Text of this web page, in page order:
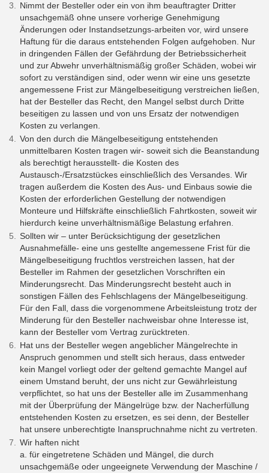
Nimmt der Besteller oder ein von ihm beauftragter Dritter
unsachgemäß ohne unsere vorherige Genehmigung
Änderungen oder Instandsetzungs-arbeiten vor, wird unsere
Haftung für die daraus entstehenden Folgen aufgehoben. Nur
in dringenden Fällen der Gefährdung der Betriebssicherheit
und zur Abwehr unverhältnismäßig großer Schäden, wobei wir
sofort zu verständigen sind, oder wenn wir eine uns gesetzte
angemessene Frist zur Mängelbeseitigung verstreichen ließen,
hat der Besteller das Recht, den Mangel selbst durch Dritte
beseitigen zu lassen und von uns Ersatz der notwendigen
Kosten zu verlangen.
Von den durch die Mängelbeseitigung entstehenden
unmittelbaren Kosten tragen wir- soweit sich die Beanstandung
als berechtigt herausstellt- die Kosten des
Austausch-/Ersatzstückes einschließlich des Versandes. Wir
tragen außerdem die Kosten des Aus- und Einbaus sowie die
Kosten der erforderlichen Gestellung der notwendigen
Monteure und Hilfskräfte einschließlich Fahrtkosten, soweit wir
hierdurch keine unverhältnismäßige Belastung erfahren.
Sollten wir – unter Berücksichtigung der gesetzlichen
Ausnahmefälle- eine uns gestellte angemessene Frist für die
Mängelbeseitigung fruchtlos verstreichen lassen, hat der
Besteller im Rahmen der gesetzlichen Vorschriften ein
Minderungsrecht. Das Minderungsrecht besteht auch in
sonstigen Fällen des Fehlschlagens der Mängelbeseitigung.
Für den Fall, dass die vorgenommene Arbeitsleistung trotz der
Minderung für den Besteller nachweisbar ohne Interesse ist,
kann der Besteller vom Vertrag zurücktreten.
Hat uns der Besteller wegen angeblicher Mängelrechte in
Anspruch genommen und stellt sich heraus, dass entweder
kein Mangel vorliegt oder der geltend gemachte Mangel auf
einem Umstand beruht, der uns nicht zur Gewährleistung
verpflichtet, so hat uns der Besteller alle im Zusammenhang
mit der Überprüfung der Mängelrüge bzw. der Nacherfüllung
entstehenden Kosten zu ersetzen, es sei denn, der Besteller
hat unsere unberechtigte Inanspruchnahme nicht zu vertreten.
Wir haften nicht
a. für eingetretene Schäden und Mängel, die durch
unsachgemäße oder ungeeignete Verwendung der Maschine /